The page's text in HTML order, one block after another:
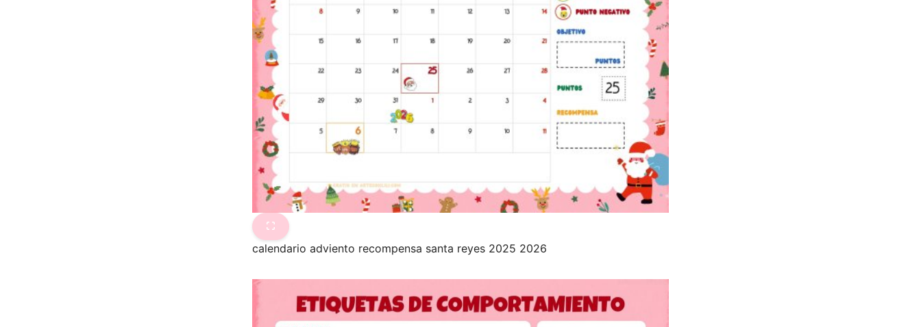
calendario adviento recompensa santa reyes 2025 2026